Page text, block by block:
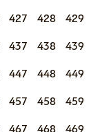
427 428 429
437 438 439
447 448 449
457 458 459
467 468 469